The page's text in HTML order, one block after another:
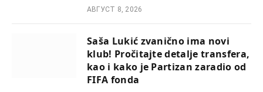
АВГУСТ 8, 2026
Saša Lukić zvanično ima novi
klub! Pročitajte detalje transfera,
kao i kako je Partizan zaradio od
FIFA fonda